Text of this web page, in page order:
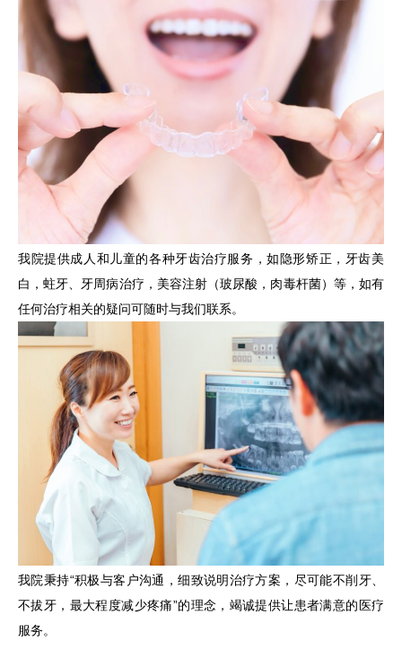
我院提供成人和儿童的各种牙齿治疗服务，如隐形矫正，牙齿美
白，蛀牙、牙周病治疗，美容注射（玻尿酸，肉毒杆菌）等，如有
任何治疗相关的疑问可随时与我们联系。
我院秉持“积极与客户沟通，细致说明治疗方案，尽可能不削牙、
不拔牙，最大程度减少疼痛”的理念，竭诚提供让患者满意的医疗
服务。